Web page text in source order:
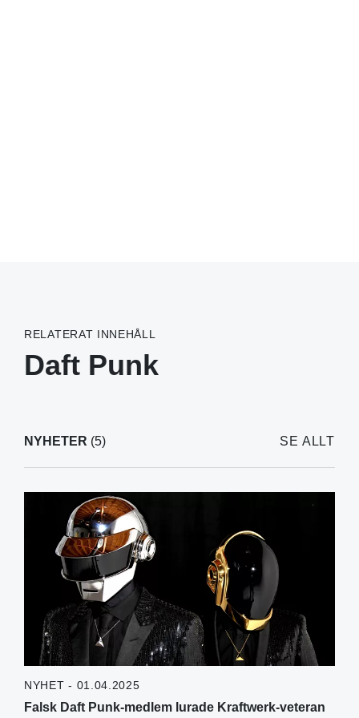
RELATERAT INNEHÅLL
Daft Punk
NYHETER (5) SE ALLT
NYHET - 01.04.2025
Falsk Daft Punk-medlem lurade Kraftwerk-veteran